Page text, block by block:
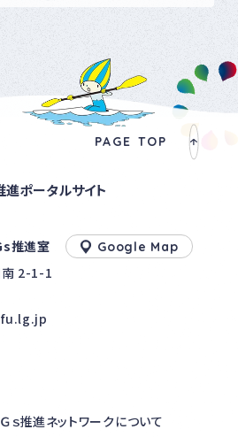
PAGE TOP
進ポータルサイト
推進室 Google Map
2-1-1
ｓ推進ネットワークについて